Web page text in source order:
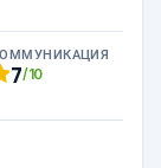
7/10